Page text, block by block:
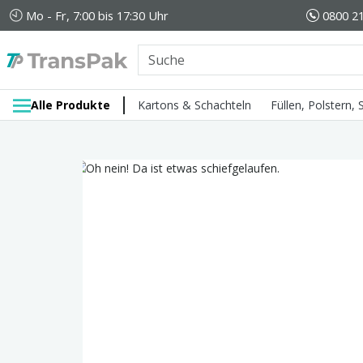
Mo - Fr, 7:00 bis 17:30 Uhr 0800
Alle Produkte Kartons & Schachteln Füllen, Polstern,